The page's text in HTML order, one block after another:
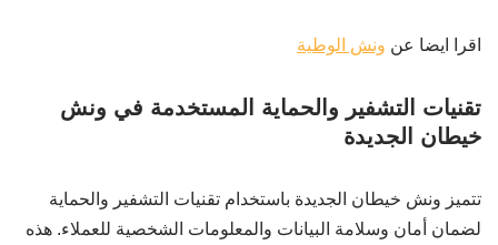
اقرا ايضا عن ونش الوطية
تقنيات التشفير والحماية المستخدمة في ونش
خيطان الجديدة
تتميز ونش خيطان الجديدة باستخدام تقنيات التشفير والحماية
لضمان أمان وسلامة البيانات والمعلومات الشخصية للعملاء. هذه